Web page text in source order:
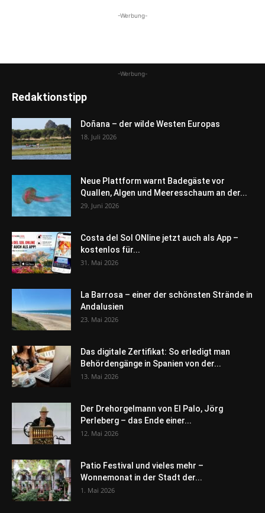
-Werbung-
-Werbung-
Redaktionstipp
Doñana – der wilde Westen Europas
18. Juli 2026
Neue Plattform warnt Badegäste vor
Quallen, Algen und Meeresschaum an der...
29. Juni 2026
Costa del Sol ONline jetzt auch als App –
kostenlos für...
31. Mai 2026
La Barrosa – einer der schönsten Strände in
Andalusien
23. Mai 2026
Das digitale Zertifikat: So erledigt man
Behördengänge in Spanien von der...
13. Mai 2026
Der Drehorgelmann von El Palo, Jörg
Perleberg – das Ende einer...
12. Mai 2026
Patio Festival und vieles mehr –
Wonnemonat in der Stadt der...
1. Mai 2026